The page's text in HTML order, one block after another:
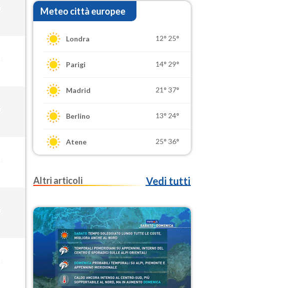
Meteo città europee
Londra 12° 25°
Parigi 14° 29°
Madrid 21° 37°
Berlino 13° 24°
Atene 25° 36°
Altri articoli Vedi tutti